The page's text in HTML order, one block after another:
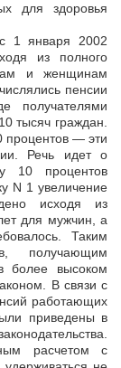
для здоровья
1 января 2002
из полного
и женщинам
пенсии
тысяч граждан.
— эти
Речь идет о
10 процентов
N 1 увеличение
исходя из
для мужчин, а
Таким
получающим
более высоком
В связи с
работающих
приведены в
расчетом с